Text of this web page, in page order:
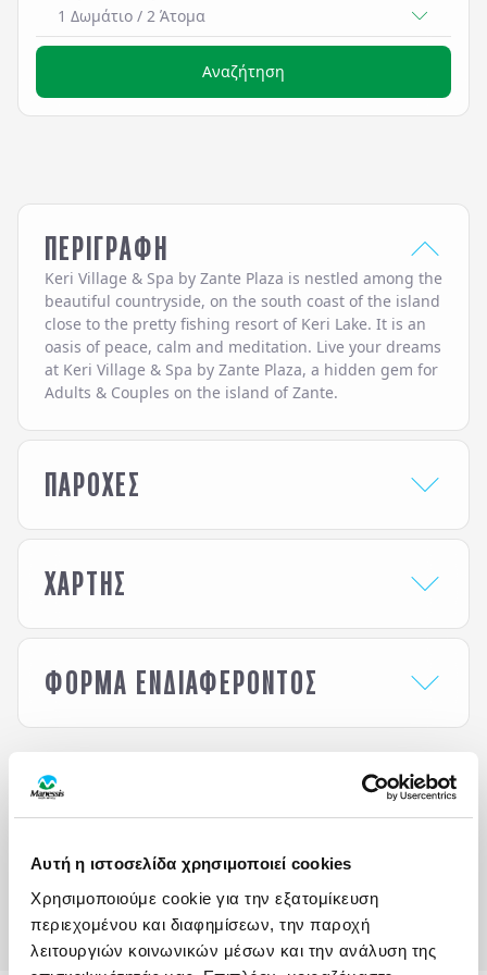
Αυτή η ιστοσελίδα χρησιμοποιεί cookies
Χρησιμοποιούμε cookie για την εξατομίκευση
περιεχομένου και διαφημίσεων, την παροχή
λειτουργιών κοινωνικών μέσων και την ανάλυση της
1 Δωμάτιο / 2 Άτομα
Αναζήτηση
ΠΕΡΙΓΡΑΦΗ
Keri Village & Spa by Zante Plaza is nestled among the
beautiful countryside, on the south coast of the island
close to the pretty fishing resort of Keri Lake. It is an
oasis of peace, calm and meditation. Live your dreams
at Keri Village & Spa by Zante Plaza, a hidden gem for
Adults & Couples on the island of Zante.
ΠΑΡΟΧΕΣ
ΧΑΡΤΗΣ
ΦΟΡΜΑ ΕΝΔΙΑΦΕΡΟΝΤΟΣ
Άτομα / Adults*
ΕΙΠΑΝ ΓΙΑ ΕΜΑΣ